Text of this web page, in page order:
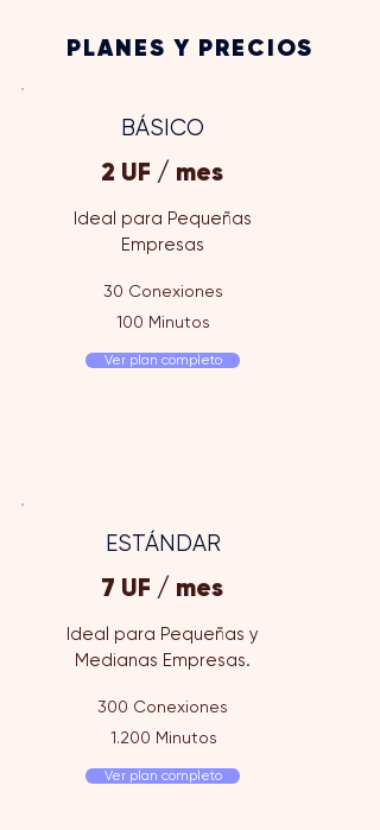
PLANES Y PRECIOS
BÁSICO
2 UF / mes
Ideal para Pequeñas
Empresas
30 Conexiones
100 Minutos
Ver plan completo
ESTÁNDAR
7 UF / mes
Ideal para Pequeñas y
Medianas Empresas.
300 Conexiones
1.200 Minutos
Ver plan completo